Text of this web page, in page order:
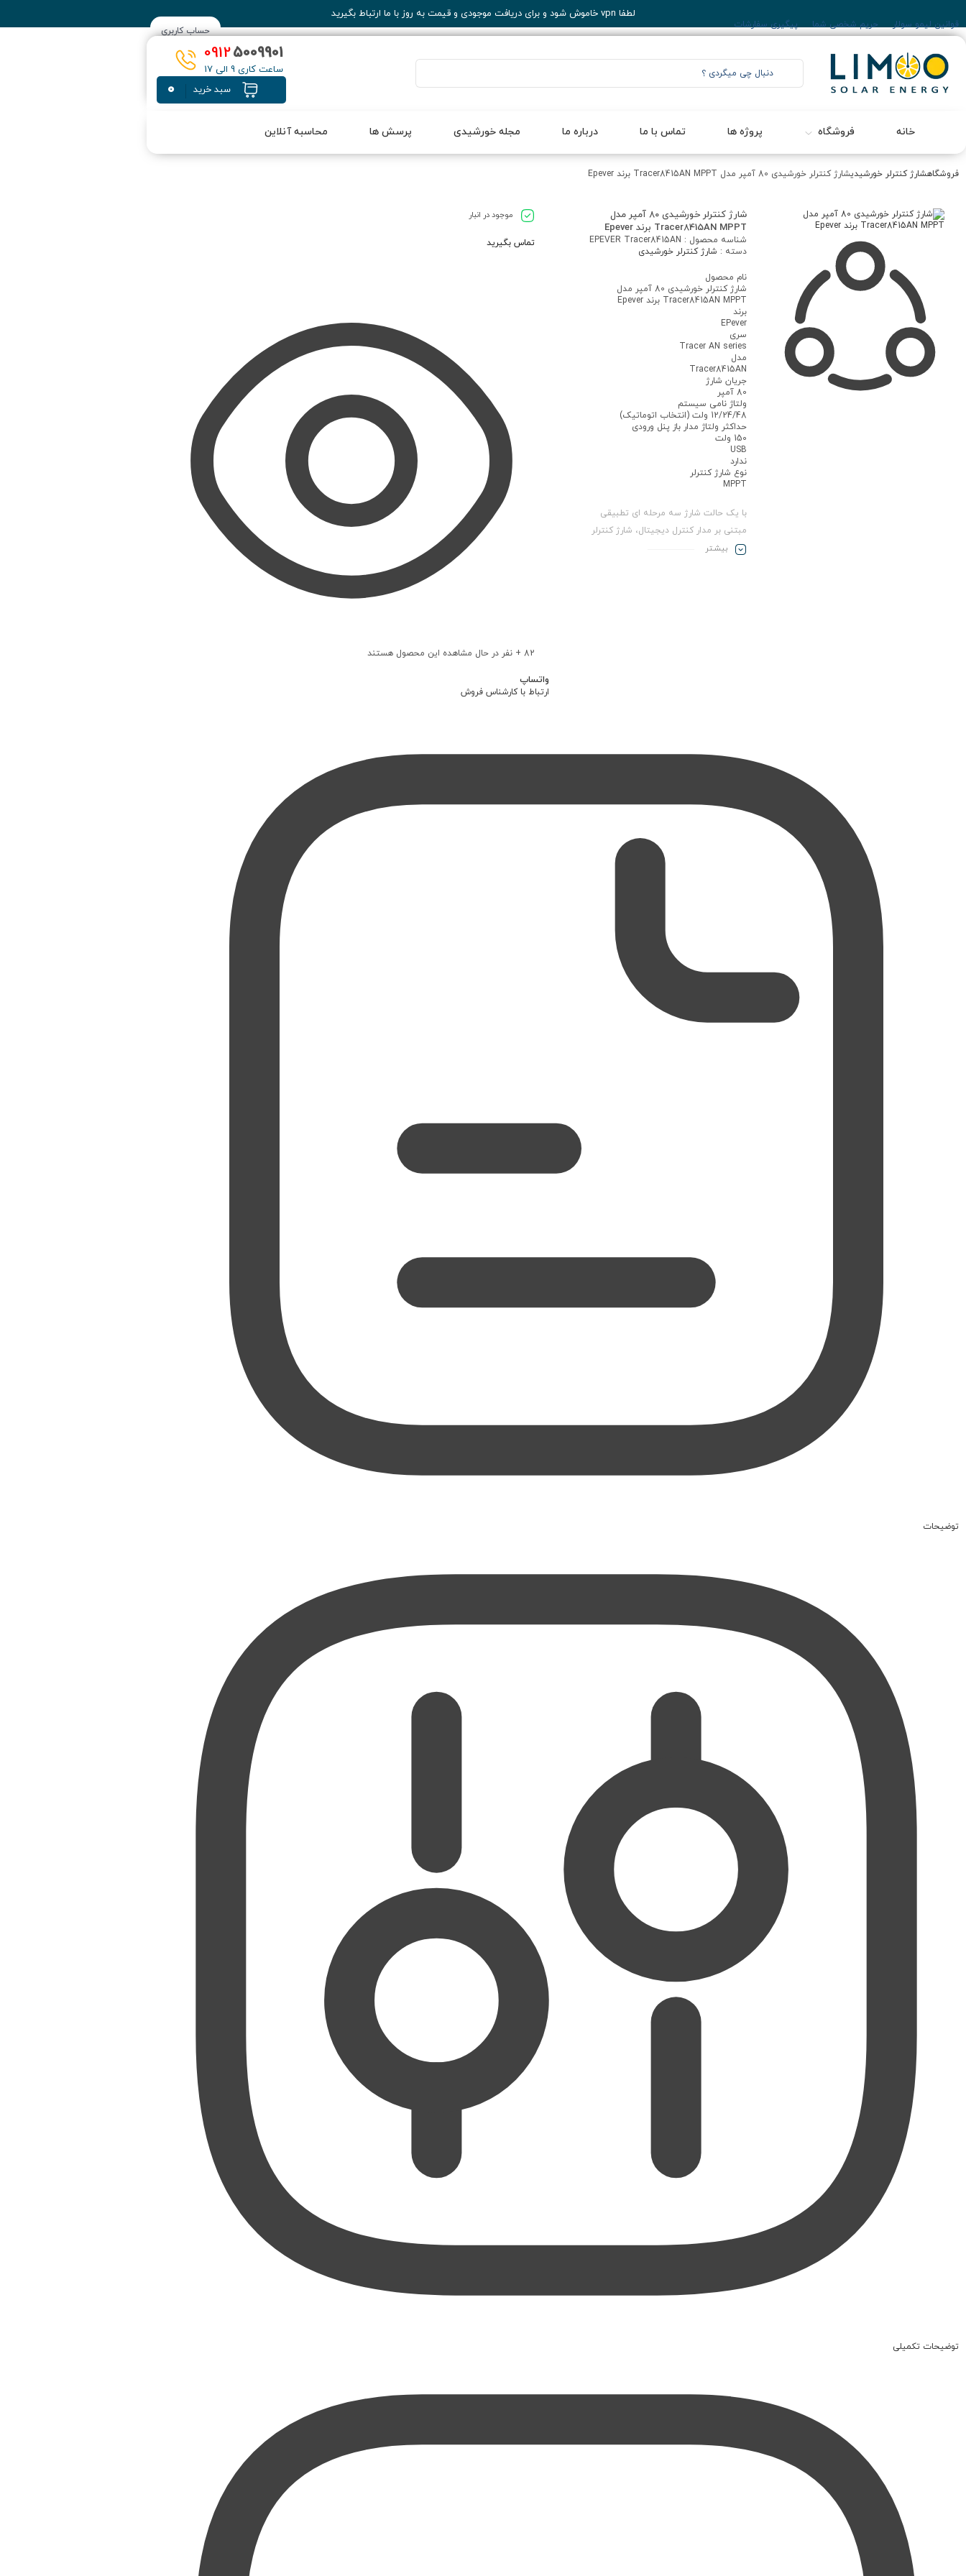
لطفا vpn خاموش شود و برای دریافت موجودی و قیمت به روز با ما ارتباط بگیرید
قوانین لیمو سولار حریم شخصی شما پیگیری سفارشات
حساب کاربری
5009901
0912
ساعت کاری 9 الی 17
سبد خرید
0
خانه فروشگاه پروژه ها تماس با ما درباره ما مجله خورشیدی پرسش ها محاسبه آنلاین
فروشگاهشارژ کنترلر خورشیدیشارژ کنترلر خورشیدی 80 آمپر مدل Tracer8415AN MPPT برند Epever
شارژ کنترلر خورشیدی 80 آمپر مدل
Tracer8415AN MPPT برند Epever
شناسه محصول : EPEVER Tracer8415AN
دسته : شارژ کنترلر خورشیدی
نام محصول
شارژ کنترلر خورشیدی 80 آمپر مدل
Tracer8415AN MPPT برند Epever
برند
EPever
سری
Tracer AN series
مدل
Tracer8415AN
جریان شارژ
80 آمپر
ولتاژ نامی سیستم
12/24/48 ولت (انتخاب اتوماتیک)
حداکثر ولتاژ مدار باز پنل ورودی
150 ولت
USB
ندارد
نوع شارژ کنترلر
MPPT
با یک حالت شارژ سه مرحله ای تطبیقی ​​
مبتنی بر مدار کنترل دیجیتال، شارژ کنترلر
بیشـتر
موجود در انبار
تماس بگیرید
82 + نفر در حال مشاهده این محصول هستند
واتساپ
ارتباط با کارشناس فروش
توضیحات
توضیحات تکمیلی